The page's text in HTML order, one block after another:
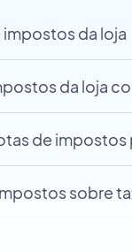
da loja
da loja
de
sobre